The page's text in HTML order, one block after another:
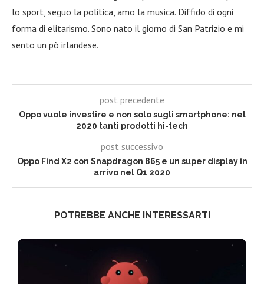
lo sport, seguo la politica, amo la musica. Diffido di ogni
forma di elitarismo. Sono nato il giorno di San Patrizio e mi
sento un pò irlandese.
post precedente
Oppo vuole investire e non solo sugli smartphone: nel
2020 tanti prodotti hi-tech
post successivo
Oppo Find X2 con Snapdragon 865 e un super display in
arrivo nel Q1 2020
POTREBBE ANCHE INTERESSARTI